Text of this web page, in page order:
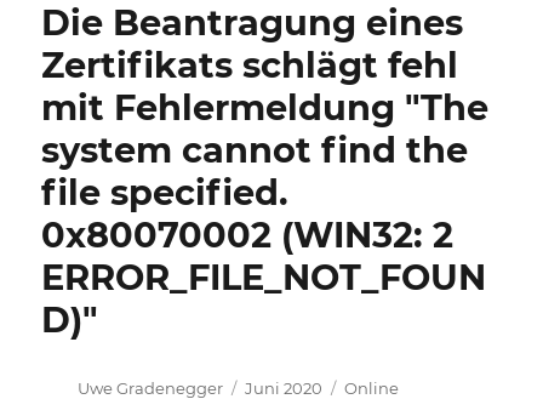
Die Beantragung eines
Zertifikats schlägt fehl
mit Fehlermeldung "The
system cannot find the
file specified.
0x80070002 (WIN32: 2
ERROR_FILE_NOT_FOUN
D)"
Autor
Uwe Gradenegger
Veröffentlicht
Juni 2020 Kategorien
Online